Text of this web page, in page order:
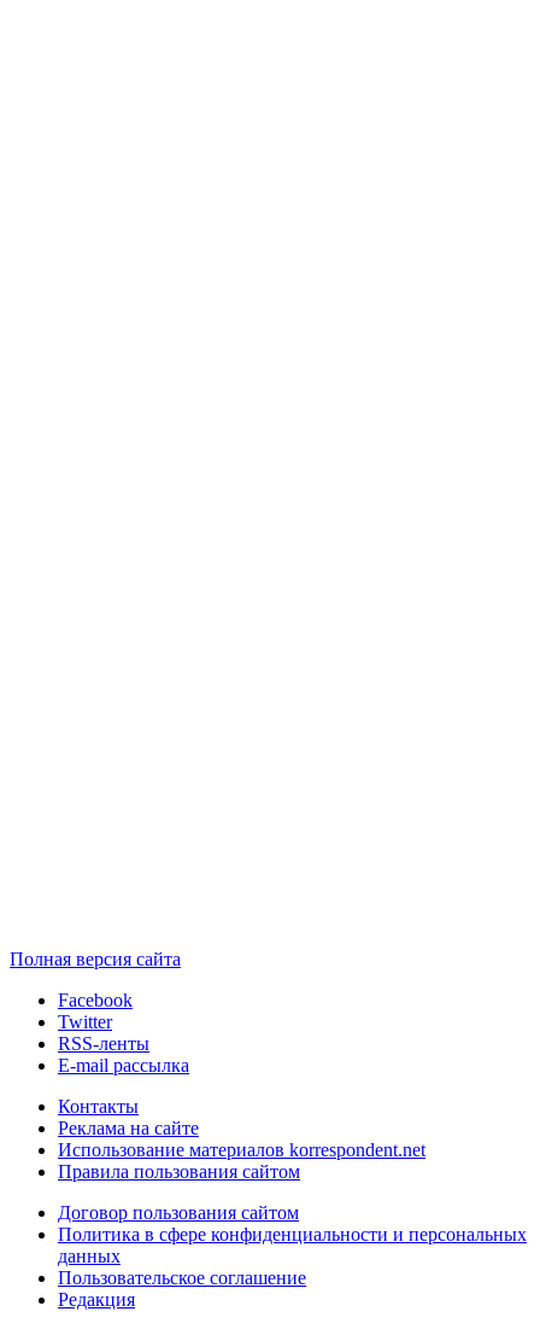
Полная версия сайта
Facebook
Twitter
RSS-ленты
E-mail рассылка
Контакты
Реклама на сайте
Использование материалов korrespondent.net
Правила пользования сайтом
Договор пользования сайтом
Политика в сфере конфиденциальности и персональных
данных
Пользовательское соглашение
Редакция